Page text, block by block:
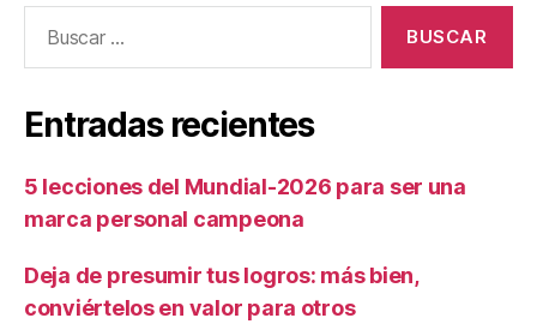
Entradas recientes
5 lecciones del Mundial-2026 para ser una
marca personal campeona
Deja de presumir tus logros: más bien,
conviértelos en valor para otros